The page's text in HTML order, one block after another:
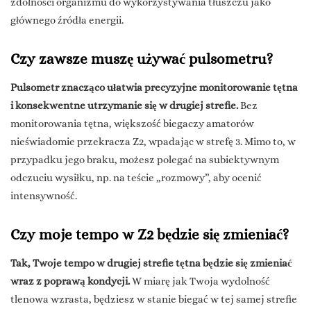
głównego źródła energii.
Czy zawsze muszę używać pulsometru?
Pulsometr znacząco ułatwia precyzyjne monitorowanie tętna
i konsekwentne utrzymanie się w drugiej strefie.Bez
monitorowania tętna, większość biegaczy amatorów
nieświadomie przekracza Z2, wpadając w strefę 3. Mimo to, w
przypadku jego braku, możesz polegać na subiektywnym
odczuciu wysiłku, np. na teście „rozmowy”, aby ocenić
intensywność.
Czy moje tempo w Z2 będzie się zmieniać?
Tak, Twoje tempo w drugiej strefie tętna będzie się zmieniać
wraz z poprawą kondycji.W miarę jak Twoja wydolność
tlenowa wzrasta, będziesz w stanie biegać w tej samej strefie